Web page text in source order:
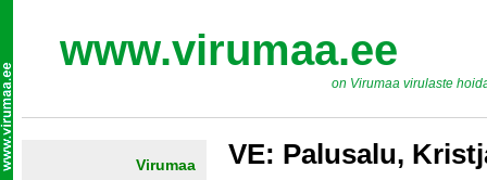
www.virumaa.ee
on Virumaa virulaste
VE: Palusalu,
Virumaa